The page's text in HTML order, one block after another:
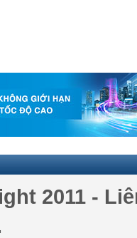
2011 -